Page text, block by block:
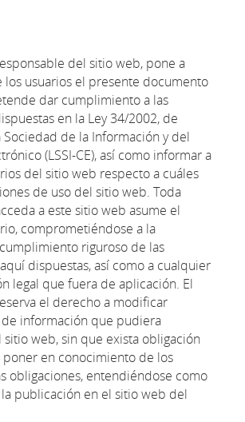
del sitio web, pone a
los usuarios el presente documento
dar cumplimiento a las
en la Ley 34/2002, de
Sociedad de la Información y del
(LSSI-CE), así como informar a
del sitio web respecto a cuáles
de uso del sitio web. Toda
a este sitio web asume el
comprometiéndose a la
riguroso de las
dispuestas, así como a cualquier
legal que fuera de aplicación. El
el derecho a modificar
información que pudiera
web, sin que exista obligación
poner en conocimiento de los
obligaciones, entendiéndose como
publicación en el sitio web del